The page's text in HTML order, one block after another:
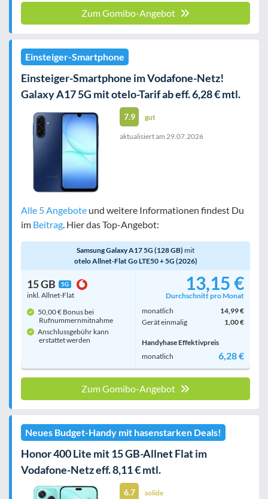
Zum Gomibo-Angebot
Einsteiger-Smartphone
Einsteiger-Smartphone im Vodafone-Netz!
Galaxy A17 5G mit otelo-Tarif ab eff. 6,28 € mtl.
7.9 gut
aktualisiert am 29.07.2026
Alle 5 Angebote und weitere Informationen findest Du
im Beitrag . Hier das Top-Angebot:
Samsung Galaxy A17 5G (128 GB) mit
otelo Allnet-Flat Go LTE50 + 5G (2026)
15 GB 5G
inkl. Allnet-Flat
50,00 € Bonus bei
Rufnummern­mitnahme
Anschlussgebühr kann
erstattet werden
13,15 €
Durchschnitt pro Monat
monatlich
14,99 €
Gerät einmalig
1,00 €
Handyhase Effektivpreis
monatlich
6,28 €
Zum Gomibo-Angebot
Neues Budget-Handy mit hasenstarken Deals!
Honor 400 Lite mit 15 GB-Allnet Flat im
Vodafone-Netz eff. 8,11 € mtl.
6.7 solide